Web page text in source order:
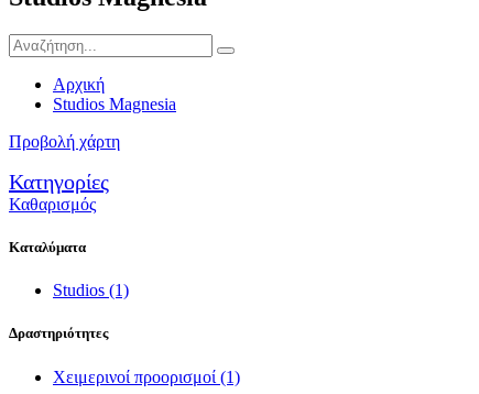
Αρχική
Studios Magnesia
Προβολή χάρτη
Κατηγορίες
Καθαρισμός
Καταλύματα
Studios (1)
Δραστηριότητες
Χειμερινοί προορισμοί (1)